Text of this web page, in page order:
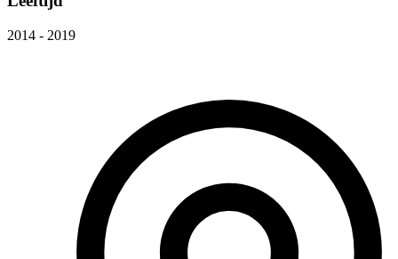
2014 - 2019